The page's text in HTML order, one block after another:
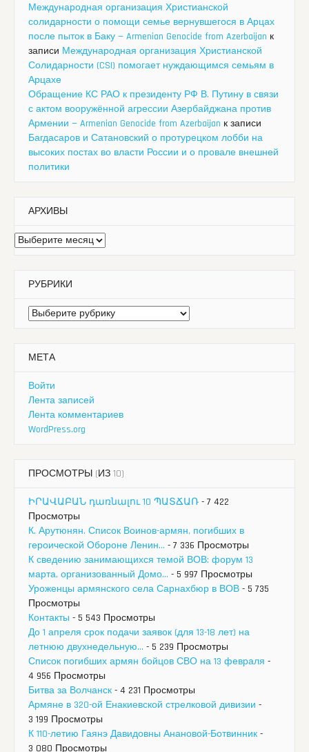
Международная организация Христианской
солидарности о помощи семье вернувшегося в Арцах
после пыток в Баку — Armenian Genocide from Azerbaijan к
записи Международная организация Христианской
Солидарности (CSI) помогает нуждающимся семьям в
Арцахе
Обращение КС РАО к президенту РФ В. Путину в связи
с актом вооружённой агрессии Азербайджана против
Армении — Armenian Genocide from Azerbaijan к записи
Багдасаров и Сатановский о протурецком лобби на
высоких постах во власти России и о провале внешней
политики
АРХИВЫ
Архивы
РУБРИКИ
Рубрики
МЕТА
Войти
Лента записей
Лента комментариев
WordPress.org
ПРОСМОТРЫ (ИЗ 10)
ԻՐԱՎԱԲԱՆ դառնալու 10 ՊԱՏՃԱՌ - 7 422
Просмотры
К. Арутюнян. Список Воинов-армян, погибших в
героической Обороне Ленин... - 7 336 Просмотры
К сведению занимающихся темой ВОВ: форум 13
марта, организованный Домо... - 5 997 Просмотры
Уроженцы армянского села Сарнахбюр в ВОВ - 5 735
Просмотры
Контакты - 5 543 Просмотры
До 1 апреля срок подачи заявок (для 13-18 лет) на
летнюю двухнедельную... - 5 239 Просмотры
Список погибших армян бойцов СВО на 13 февраля -
4 956 Просмотры
Битва за Волчанск - 4 231 Просмотры
Армяне в 320-ой Енакиевской стрелковой дивизии -
3 199 Просмотры
К 110-летию Гаянэ Давидовны Анановой-Ботвинник -
3 080 Просмотры